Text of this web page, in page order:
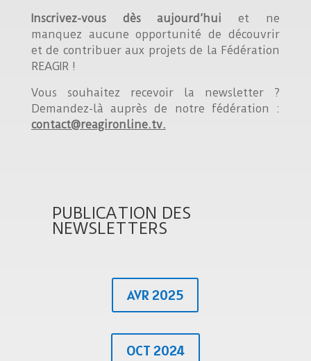
Inscrivez-vous dès aujourd’hui et ne
manquez aucune opportunité de découvrir
et de contribuer aux projets de la Fédération
REAGIR !
Vous souhaitez recevoir la newsletter ?
Demandez-là auprès de notre fédération :
contact@reagironline.tv.
PUBLICATION DES
NEWSLETTERS
AVR 2025
OCT 2024